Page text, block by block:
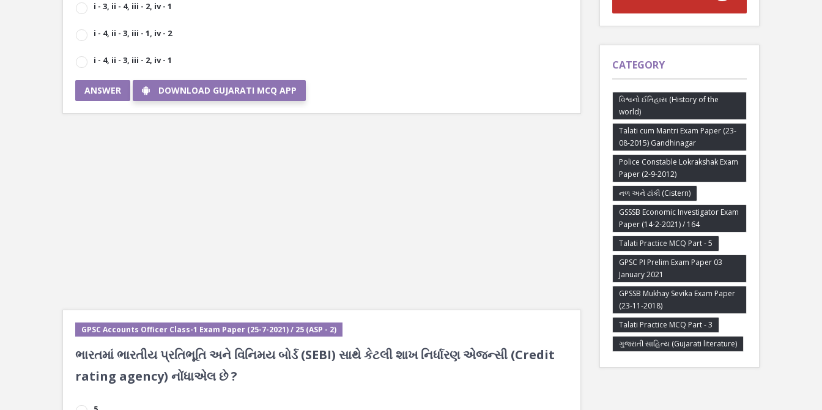
i - 3, ii - 4, iii - 2, iv - 1
i - 4, ii - 3, iii - 1, iv - 2
i - 4, ii - 3, iii - 2, iv - 1
ANSWER DOWNLOAD GUJARATI MCQ APP
GPSC Accounts Officer Class-1 Exam Paper (25-7-2021) / 25 (ASP - 2)
ભારતમાં ભારતીય પ્રતિભૂતિ અને વિનિમય બોર્ડ (SEBI) સાથે કેટલી શાખ નિર્ધારણ એજન્સી (Credit
rating agency) નોંધાએલ છે ?
CATEGORY
વિશ્વનો ઈતિહાસ (History of the
world)
Talati cum Mantri Exam Paper (23-
08-2015) Gandhinagar
Police Constable Lokrakshak Exam
Paper (2-9-2012)
નળ અને ટાંકી (Cistern)
GSSSB Economic Investigator Exam
Paper (14-2-2021) / 164
Talati Practice MCQ Part - 5
GPSC PI Prelim Exam Paper 03
January 2021
GPSSB Mukhay Sevika Exam Paper
(23-11-2018)
Talati Practice MCQ Part - 3
ગુજરાતી સાહિત્ય (Gujarati literature)